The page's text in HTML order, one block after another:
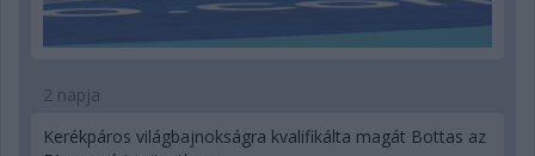
2 napja
Kerékpáros világbajnokságra kvalifikálta magát Bottas az